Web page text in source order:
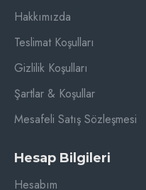
Hakkımızda
Teslimat Koşulları
Gizlilik Koşulları
Şartlar & Koşullar
Mesafeli Satış Sözleşmesi
Hesap Bilgileri
Hesabım